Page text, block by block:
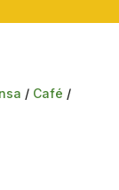
/ Café /